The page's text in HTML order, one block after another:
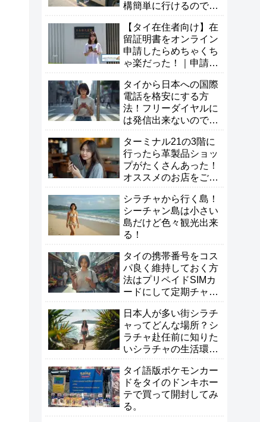
構簡単に行けるので試
【タイ在住者向け】在
留証明書をオンライン
申請したらめちゃくち
ゃ楽だった！｜申請方
り方まとめ
タイから日本への国際
電話を格安にする方
法！フリーダイヤルに
は発信出来ないので注
ターミナル21の3階に
行ったら革製品ショッ
プがたくさんあった！
オススメのお店をご紹
シラチャから行く島！
シーチャン島は小さい
島だけど色々観光出来
る！
タイの携帯番号をコス
パ良く維持しておく方
法はプリペイドSIMカ
ードにして定期チャー
日本人が多い街シラチ
ャってどんな場所？シ
ラチャ赴任前に知りた
いシラチャの生活環境
タイ語版ポケモンカー
ドをタイのドンキホー
テで買って開封してみ
る。